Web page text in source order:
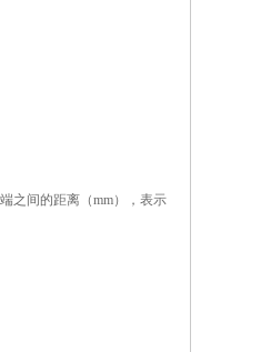
之间的距离（mm），表示